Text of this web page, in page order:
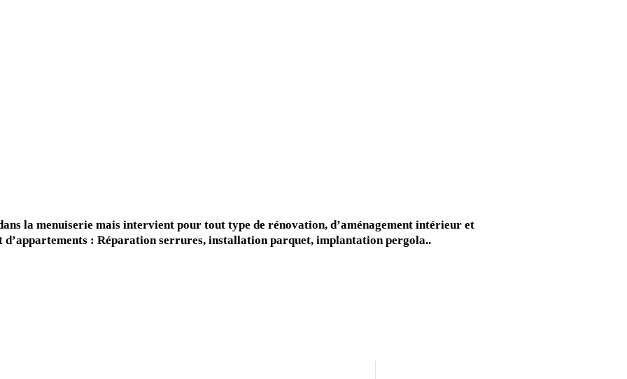
la menuiserie mais intervient pour tout type de rénovation, d’aménagement intérieur et
d’appartements : Réparation serrures, installation parquet, implantation pergola..